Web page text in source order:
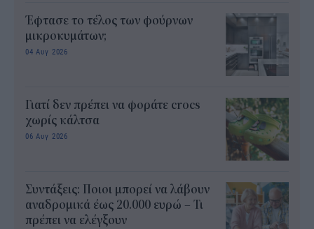
Έφτασε το τέλος των φούρνων
μικροκυμάτων;
04 Αυγ 2026
Γιατί δεν πρέπει να φοράτε crocs
χωρίς κάλτσα
06 Αυγ 2026
Συντάξεις: Ποιοι μπορεί να λάβουν
αναδρομικά έως 20.000 ευρώ – Τι
πρέπει να ελέγξουν